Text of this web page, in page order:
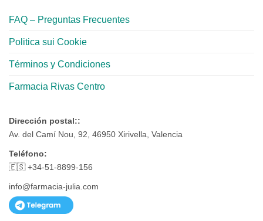
FAQ – Preguntas Frecuentes
Politica sui Cookie
Términos y Condiciones
Farmacia Rivas Centro
Dirección postal::
Av. del Camí Nou, 92, 46950 Xirivella, Valencia
Teléfono:
🇪🇸 +34-51-8899-156
info@farmacia-julia.com